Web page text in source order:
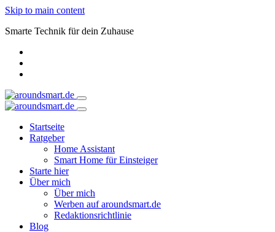
Skip to main content
Smarte Technik für dein Zuhause
Startseite
Ratgeber
Home Assistant
Smart Home für Einsteiger
Starte hier
Über mich
Über mich
Werben auf aroundsmart.de
Redaktionsrichtlinie
Blog